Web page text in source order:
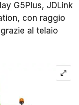
G5Plus, JDLink
con raggio
al telaio